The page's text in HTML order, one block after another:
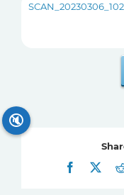
Facebook
🔇